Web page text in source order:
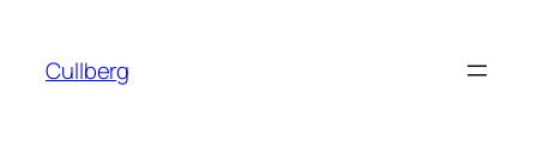
innehåll
Cullberg